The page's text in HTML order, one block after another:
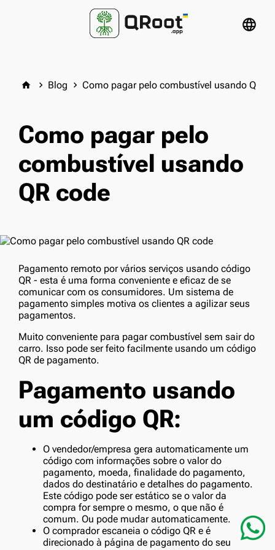
language
home keyboard_arrow_right Blog keyboard_arrow_right Como pagar pelo combustível usando QR
Como pagar pelo
combustível usando
QR code
Pagamento remoto por vários serviços usando código
QR - esta é uma forma conveniente e eficaz de se
comunicar com os consumidores. Um sistema de
pagamento simples motiva os clientes a agilizar seus
pagamentos.
Muito conveniente para pagar combustível sem sair do
carro. Isso pode ser feito facilmente usando um código
QR de pagamento.
Pagamento usando
um código QR:
O vendedor/empresa gera automaticamente um
código com informações sobre o valor do
pagamento, moeda, finalidade do pagamento,
dados do destinatário e detalhes do pagamento.
Este código pode ser estático se o valor da
compra for sempre o mesmo, o que não é
comum. Ou pode mudar automaticamente.
O comprador escaneia o código QR e é
direcionado à página de pagamento do seu